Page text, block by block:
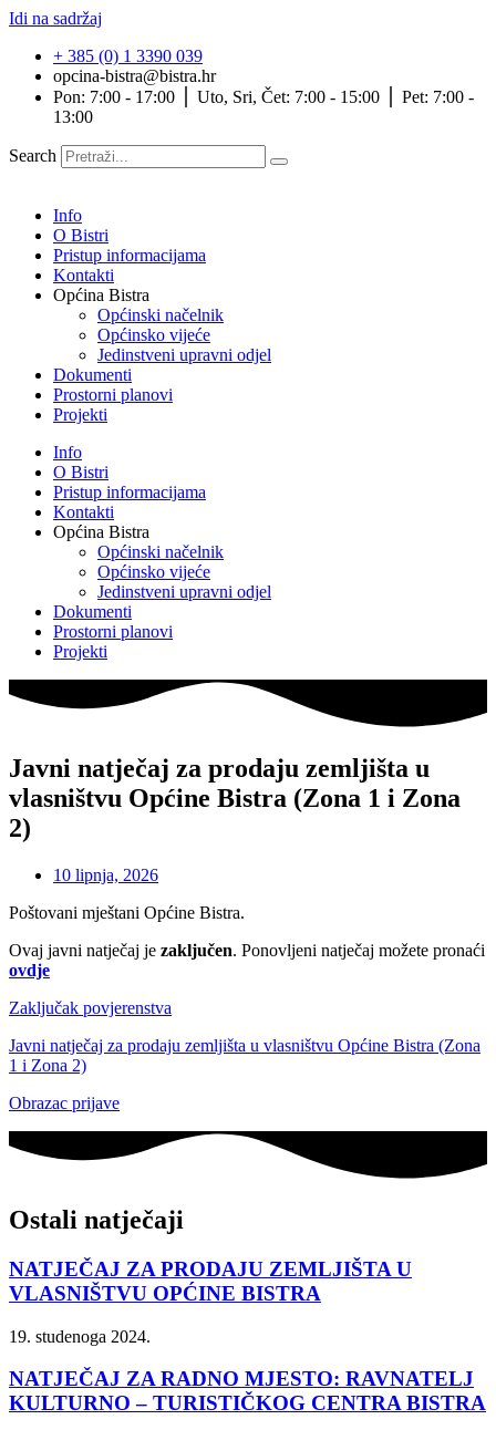
Idi na sadržaj
+ 385 (0) 1 3390 039
opcina-bistra@bistra.hr
Pon: 7:00 - 17:00 ⎪ Uto, Sri, Čet: 7:00 - 15:00 ⎪ Pet: 7:00 -
13:00
Search
Info
O Bistri
Pristup informacijama
Kontakti
Općina Bistra
Općinski načelnik
Općinsko vijeće
Jedinstveni upravni odjel
Dokumenti
Prostorni planovi
Projekti
Info
O Bistri
Pristup informacijama
Kontakti
Općina Bistra
Općinski načelnik
Općinsko vijeće
Jedinstveni upravni odjel
Dokumenti
Prostorni planovi
Projekti
Javni natječaj za prodaju zemljišta u
vlasništvu Općine Bistra (Zona 1 i Zona
2)
10 lipnja, 2026
Poštovani mještani Općine Bistra.
Ovaj javni natječaj je zaključen. Ponovljeni natječaj možete pronaći
ovdje
Zaključak povjerenstva
Javni natječaj za prodaju zemljišta u vlasništvu Općine Bistra (Zona
1 i Zona 2)
Obrazac prijave
Ostali natječaji
NATJEČAJ ZA PRODAJU ZEMLJIŠTA U
VLASNIŠTVU OPĆINE BISTRA
19. studenoga 2024.
NATJEČAJ ZA RADNO MJESTO: RAVNATELJ
KULTURNO – TURISTIČKOG CENTRA BISTRA